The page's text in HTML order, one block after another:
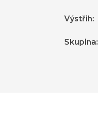
Výstřih:
Skupina: